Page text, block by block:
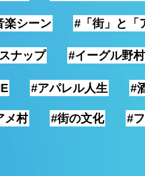
楽シーン #「街」と「
ナップ #イーグル野村
#アパレル人生 #
メ村 #街の文化 #